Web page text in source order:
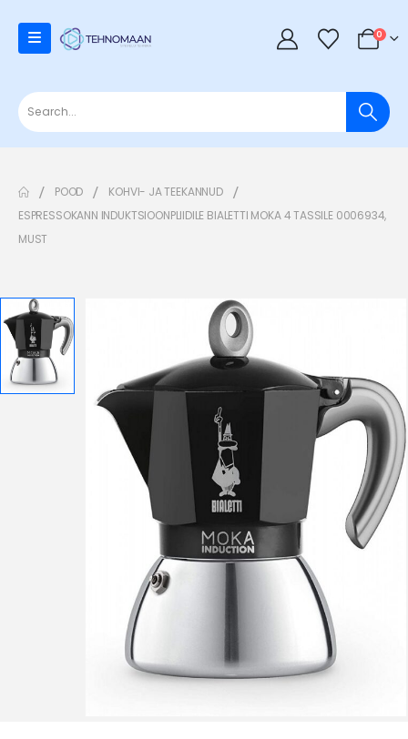
0
POOD
KOHVI- JA TEEKANNUD
ESPRESSOKANN INDUKTSIOONPLIIDILE BIALETTI MOKA 4 TASSILE 0006934,
MUST